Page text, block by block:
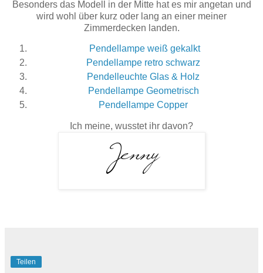
Besonders das Modell in der Mitte hat es mir angetan und
wird wohl über kurz oder lang an einer meiner
Zimmerdecken landen.
Pendellampe weiß gekalkt
Pendellampe retro schwarz
Pendelleuchte Glas & Holz
Pendellampe Geometrisch
Pendellampe Copper
Ich meine, wusstet ihr davon?
Teilen